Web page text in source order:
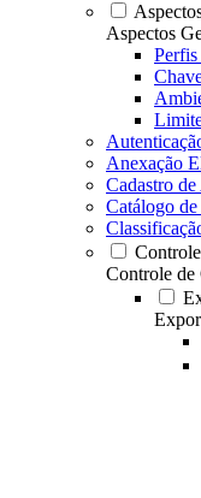
Aspectos
Perfis
Anexação
Cadastro
Catálogo
Controle de